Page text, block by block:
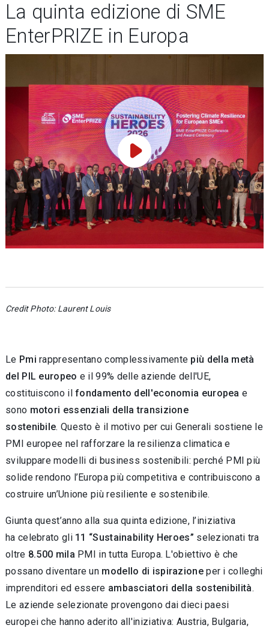
La quinta edizione di SME
EnterPRIZE in Europa
Play Video
Credit Photo: Laurent Louis
Le Pmi rappresentano complessivamente più della metà
del PIL europeo e il 99% delle aziende dell'UE,
costituiscono ilfondamento dell'economia europea e
sono motori essenziali della transizione
sostenibile. Questo è il motivo per cui Generali sostiene le
PMI europee nel rafforzare la resilienza climatica e
sviluppare modelli di business sostenibili: perché PMI più
solide rendono l’Europa più competitiva e contribuiscono a
costruire un’Unione più resiliente e sostenibile.
Giunta quest’anno alla sua quinta edizione, l’iniziativa
ha celebrato gli 11 “Sustainability Heroes” selezionati tra
oltre 8.500 mila PMI in tutta Europa. L'obiettivo è che
possano diventare un modello di ispirazioneper i colleghi
imprenditori ed essere ambasciatori della sostenibilità.
Le aziende selezionate provengono dai dieci paesi
europei che hanno aderito all'iniziativa: Austria, Bulgaria,